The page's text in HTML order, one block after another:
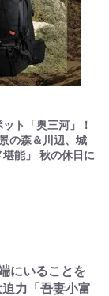
ト「奥三河」！
の森＆川辺、城
能」 秋の休日に
にいることを
力「吾妻小富